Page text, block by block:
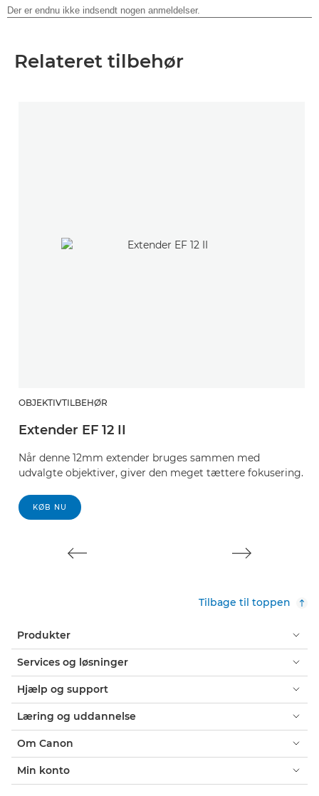
Relateret tilbehør
OBJEKTIVTILBEHØR
Extender EF 12 II
Når denne 12mm extender bruges sammen med
udvalgte objektiver, giver den meget tættere fokusering.
KØB NU
Tilbage til toppen
Produkter
Services og løsninger
Hjælp og support
Læring og uddannelse
Om Canon
Min konto